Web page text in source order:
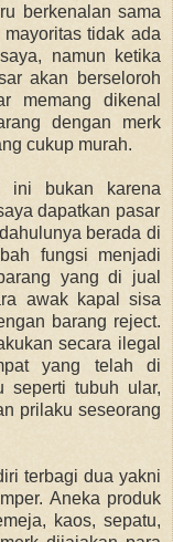
berkenalan sama
tidak ada
namun ketika
akan berseloroh
memang dikenal
dengan merk
cukup murah.
ini bukan karena
dapatkan pasar
berada di
fungsi menjadi
yang di jual
awak kapal sisa
barang reject.
secara ilegal
yang telah di
seperti tubuh ular,
prilaku seseorang
terbagi dua yakni
Aneka produk
kaos, sepatu,